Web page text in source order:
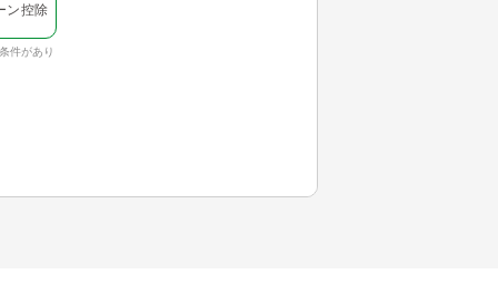
ン控除
件があり